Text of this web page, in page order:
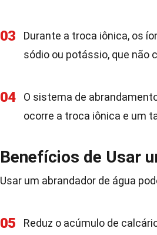
03
Durante a troca iônica, os
sódio ou potássio, que não
04 O sistema de
ocorre a troca iônica e um
Benefícios de Usar
Usar um abrandador de água
05
Reduz o acúmulo de